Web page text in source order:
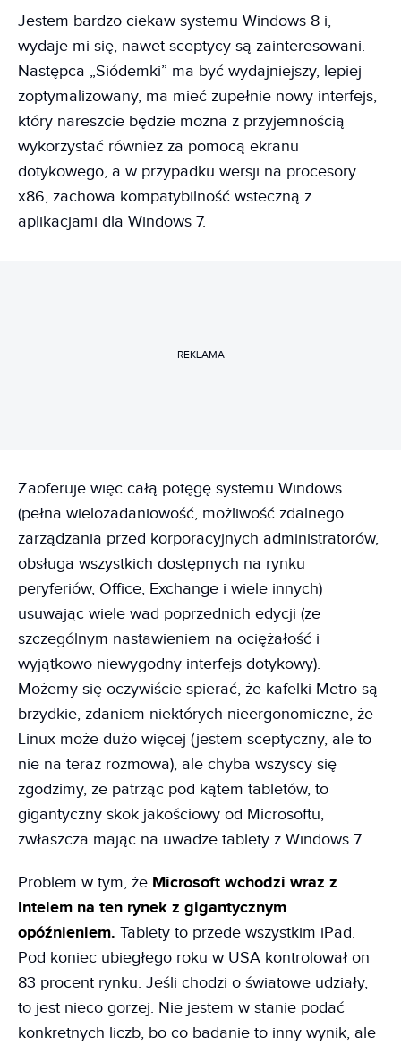
Jestem bardzo ciekaw systemu Windows 8 i,
wydaje mi się, nawet sceptycy są zainteresowani.
Następca „Siódemki” ma być wydajniejszy, lepiej
zoptymalizowany, ma mieć zupełnie nowy interfejs,
który nareszcie będzie można z przyjemnością
wykorzystać również za pomocą ekranu
dotykowego, a w przypadku wersji na procesory
x86, zachowa kompatybilność wsteczną z
aplikacjami dla Windows 7.
REKLAMA
Zaoferuje więc całą potęgę systemu Windows
(pełna wielozadaniowość, możliwość zdalnego
zarządzania przed korporacyjnych administratorów,
obsługa wszystkich dostępnych na rynku
peryferiów, Office, Exchange i wiele innych)
usuwając wiele wad poprzednich edycji (ze
szczególnym nastawieniem na ociężałość i
wyjątkowo niewygodny interfejs dotykowy).
Możemy się oczywiście spierać, że kafelki Metro są
brzydkie, zdaniem niektórych nieergonomiczne, że
Linux może dużo więcej (jestem sceptyczny, ale to
nie na teraz rozmowa), ale chyba wszyscy się
zgodzimy, że patrząc pod kątem tabletów, to
gigantyczny skok jakościowy od Microsoftu,
zwłaszcza mając na uwadze tablety z Windows 7.
Problem w tym, że Microsoft wchodzi wraz z
Intelem na ten rynek z gigantycznym
opóźnieniem. Tablety to przede wszystkim iPad.
Pod koniec ubiegłego roku w USA kontrolował on
83 procent rynku. Jeśli chodzi o światowe udziały,
to jest nieco gorzej. Nie jestem w stanie podać
konkretnych liczb, bo co badanie to inny wynik, ale